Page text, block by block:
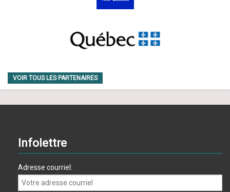
VOIR TOUS LES PARTENAIRES
Infolettre
Adresse courriel: